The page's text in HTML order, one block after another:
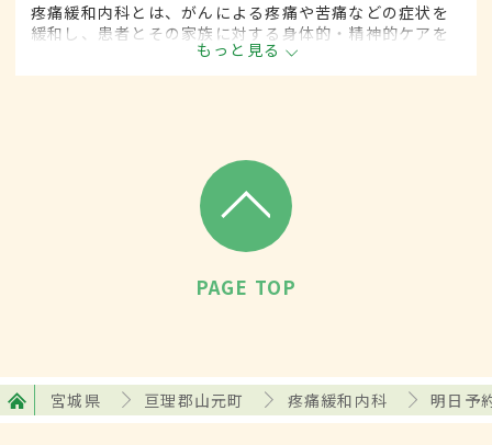
疼痛緩和内科とは、がんによる疼痛や苦痛などの症状を
緩和し、患者とその家族に対する身体的・精神的ケアを
行う診療分野です。緩和ケア内科とも呼ばれます。
もっと見る
PAGE TOP
宮城県 亘理郡山元町 疼痛緩和内科 明日予